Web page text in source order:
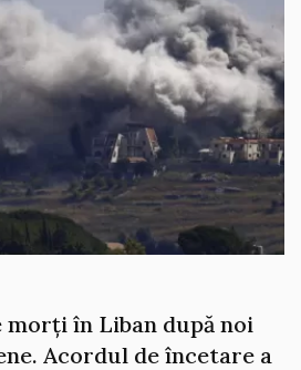
morți în Liban după noi
Acordul de încetare a